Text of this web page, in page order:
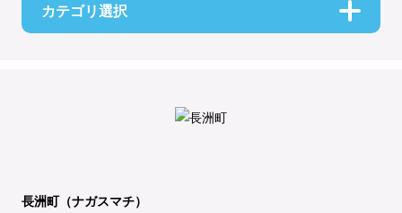
カテゴリ選択
長洲町（ナガスマチ）